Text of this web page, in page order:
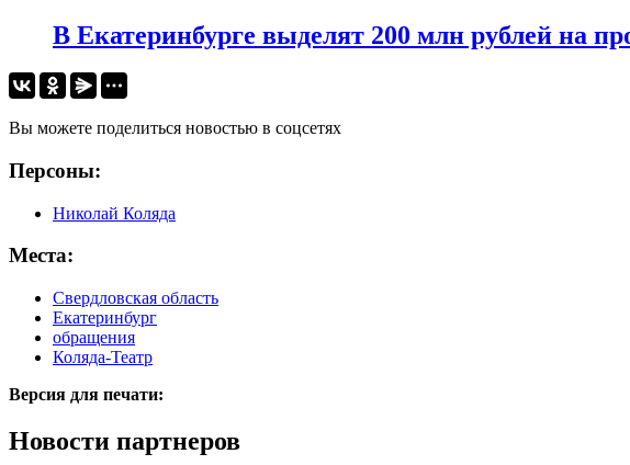
В Екатеринбурге выделят 200 млн рублей на
Вы можете поделиться новостью в соцсетях
Персоны:
Николай Коляда
Места:
Свердловская область
Екатеринбург
обращения
Коляда-Театр
Версия для печати:
Новости партнеров